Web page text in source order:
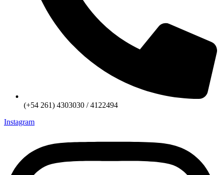
(+54 261) 4303030 / 4122494
Instagram